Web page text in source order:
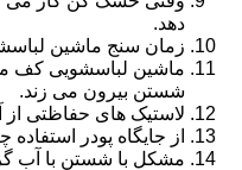
دهد.
زمان سنج ماشین
ماشین لباسشویی کف
شستن بیرون می زند.
لاستیک های حفاظتی
از جایگاه پودر
مشکل با شستن با آب